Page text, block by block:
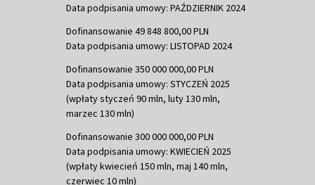
Data podpisania umowy: PAŹDZIERNIK 2024
Dofinansowanie 49 848 800,00 PLN
Data podpisania umowy: LISTOPAD 2024
Dofinansowanie 350 000 000,00 PLN
Data podpisania umowy: STYCZEŃ 2025
(wpłaty styczeń 90 mln, luty 130 mln,
marzec 130 mln)
Dofinansowanie 300 000 000,00 PLN
Data podpisania umowy: KWIECIEŃ 2025
(wpłaty kwiecień 150 mln, maj 140 mln,
czerwiec 10 mln)